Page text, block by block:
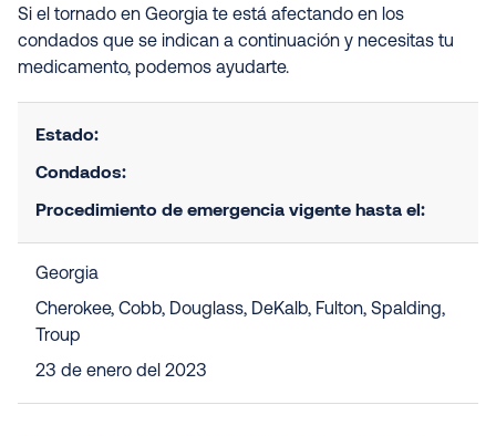
Si el tornado en Georgia te está afectando en los
condados que se indican a continuación y necesitas tu
medicamento, podemos ayudarte.
Estado:
Condados:
Procedimiento de emergencia vigente hasta el:
Georgia
Cherokee, Cobb, Douglass, DeKalb, Fulton, Spalding,
Troup
23 de enero del 2023